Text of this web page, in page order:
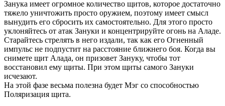
Занука имеет огромное количество щитов, которое достаточно
тяжело уничтожить просто оружием, поэтому имеет смысл
вынудить его сбросить их самостоятельно. Для этого просто
уклоняйтесь от атак Зануки и концентрируйте огонь на Аладе.
Старайтесь стрелять в него издали, так как его Огненный
импульс не подпустит на расстояние ближнего боя. Когда вы
снимете щит Алада, он призовет Зануку, чтобы тот
восстановил ему щиты. При этом щиты самого Зануки
исчезают.
На этой фазе весьма полезна будет Мэг со способностью
Поляризация щита.